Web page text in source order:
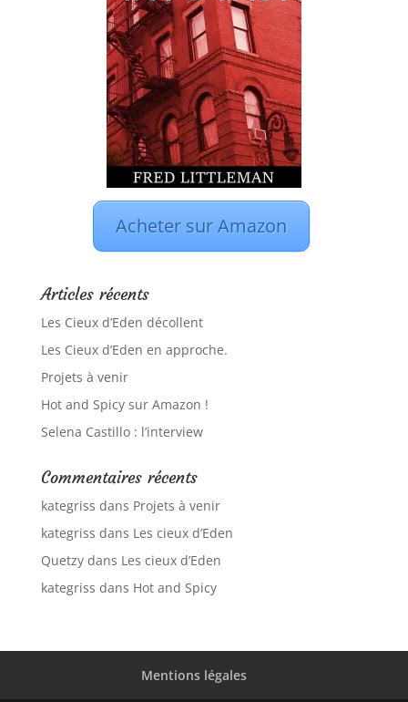
Acheter sur Amazon
Articles récents
Les Cieux d’Eden décollent
Les Cieux d’Eden en approche.
Projets à venir
Hot and Spicy sur Amazon !
Selena Castillo : l’interview
Commentaires récents
kategriss dans Projets à venir
kategriss dans Les cieux d’Eden
Quetzydans Les cieux d’Eden
kategriss dans Hot and Spicy
Mentions légales